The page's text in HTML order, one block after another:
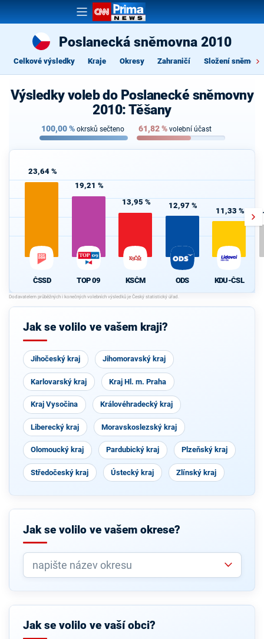
Poslanecká sněmovna 2010
Celkové výsledky Kraje Okresy Zahraničí Složení
Výsledky voleb do Poslanecké sněmovny
2010: Těšany
100,00% okrsků sečteno 61,82% volební účast
23,64 %
ČSSD
19,21 %
TOP 09
13,95 %
KSČM
12,97 %
ODS
11,33 %
KDU-ČSL
Jak se volilo ve vašem kraji?
Jihočeský kraj Jihomoravský kraj
Karlovarský kraj Kraj Hl. m. Praha
Kraj Vysočina Královéhradecký kraj
Liberecký kraj Moravskoslezský kraj
Olomoucký kraj Pardubický kraj Plzeňský kraj
Středočeský kraj Ústecký kraj Zlínský kraj
Jak se volilo ve vašem okrese?
Jak se volilo ve vaší obci?